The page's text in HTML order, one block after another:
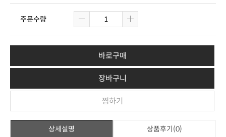
주문수량
바로구매
장바구니
찜하기
상세설명 상품후기(0)